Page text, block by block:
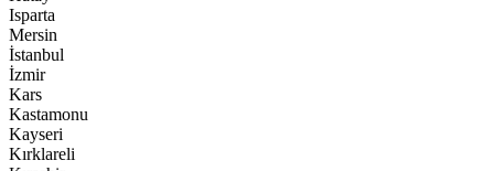
Isparta
Mersin
İstanbul
İzmir
Kars
Kastamonu
Kayseri
Kırklareli